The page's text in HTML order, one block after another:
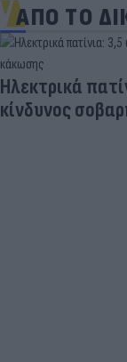
ΑΠΟ ΤΟ
Ηλεκτρικά
κίνδυνος